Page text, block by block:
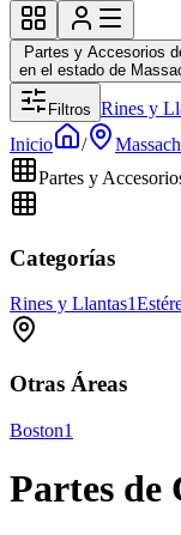
Partes y Accesorios
en el estado de
Filtros Rines y
Inicio
/
Partes y
Categorías
Rines y Llantas1
Otras Áreas
Boston1
Partes de